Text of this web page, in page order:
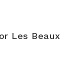
Les Beaux